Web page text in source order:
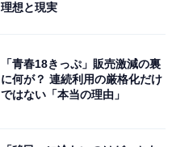
理想と現実
「青春18きっぷ」販売激減の裏
に何が？ 連続利用の厳格化だけ
ではない「本当の理由」